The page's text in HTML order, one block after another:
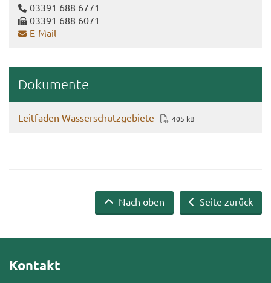
03391 688 6771
03391 688 6071
E-​Mail
Do­ku­men­te
Leit­fa­den Was­ser­schutz­ge­bie­te 405 kB
Seite zurück
Nach oben
Kontakt